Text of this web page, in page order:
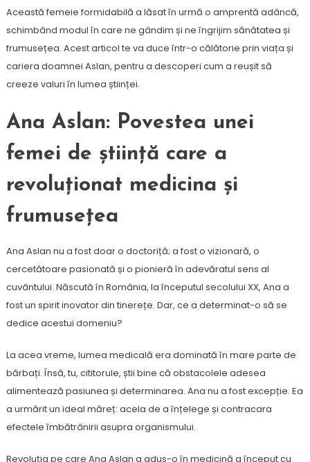
Această femeie formidabilă a lăsat în urmă o amprentă adâncă,
schimbând modul în care ne gândim și ne îngrijim sănătatea și
frumusețea. Acest articol te va duce într-o călătorie prin viața și
cariera doamnei Aslan, pentru a descoperi cum a reușit să
creeze valuri în lumea științei.
Ana Aslan: Povestea unei
femei de știință care a
revoluționat medicina și
frumusețea
Ana Aslan nu a fost doar o doctoriță; a fost o vizionară, o
cercetătoare pasionată și o pionieră în adevăratul sens al
cuvântului. Născută în România, la începutul secolului XX, Ana a
fost un spirit inovator din tinerețe. Dar, ce a determinat-o să se
dedice acestui domeniu?
La acea vreme, lumea medicală era dominată în mare parte de
bărbați. Însă, tu, cititorule, știi bine că obstacolele adesea
alimentează pasiunea și determinarea. Ana nu a fost excepție. Ea
a urmărit un ideal măreț: acela de a înțelege și contracara
efectele îmbătrânirii asupra organismului.
Revoluția pe care Ana Aslan a adus-o în medicină a început cu